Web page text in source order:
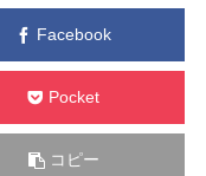
Facebook
Pocket
コピー